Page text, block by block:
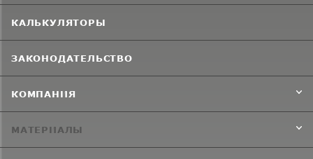
КАЛЬКУЛЯТОРЫ
ЗАКОНОДАТЕЛЬСТВО
КОМПАНИЯ
МАТЕРИАЛЫ